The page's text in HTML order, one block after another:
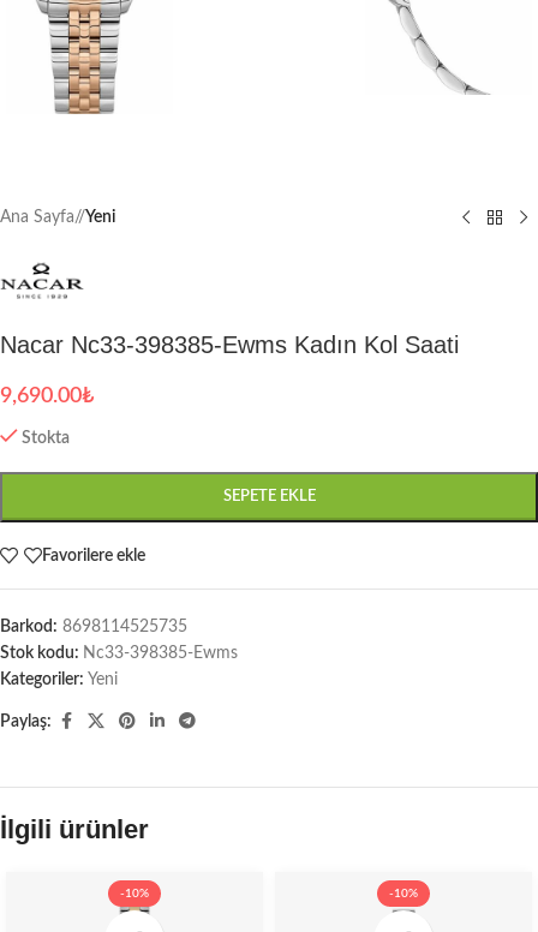
Ana Sayfa/ Yeni
Nacar Nc33-398385-Ewms Kadın Kol Saati
9,690.00₺
Stokta
SEPETE EKLE
Favorilere ekle
Barkod: 8698114525735
Stok kodu: Nc33-398385-Ewms
Kategoriler: Yeni
Paylaş:
İlgili ürünler
-10% -10%